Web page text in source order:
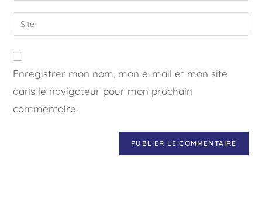
Enregistrer mon nom, mon e-mail et mon site
dans le navigateur pour mon prochain
commentaire.